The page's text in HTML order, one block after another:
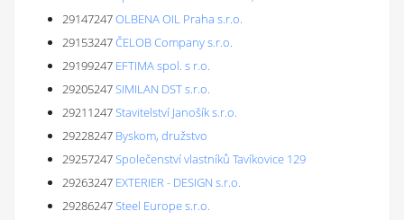
29147247OLBENA OIL Praha s.r.o.
29153247ČELOB Company s.r.o.
29199247 EFTIMA spol. s r.o.
29205247SIMILAN DST s.r.o.
29211247Stavitelství Janošík s.r.o.
29228247 Byskom, družstvo
29257247Společenství vlastníků Tavíkovice 129
29263247 EXTERIER - DESIGN s.r.o.
29286247Steel Europe s.r.o.